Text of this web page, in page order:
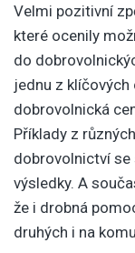
Velmi pozitivní
které ocenily
do
jednu z klíčových
dobrovolnická
Příklady z
dobrovolnictví
výsledky. A
že i drobná
druhých i na